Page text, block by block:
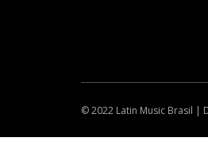
© 2022 Latin Music Brasil |